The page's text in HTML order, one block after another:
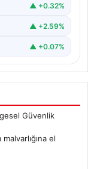
▲ +0.32%
▲ +2.59%
▲ +0.07%
Güvenlik
el